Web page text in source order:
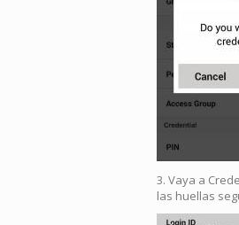
3. Vaya a
las huellas